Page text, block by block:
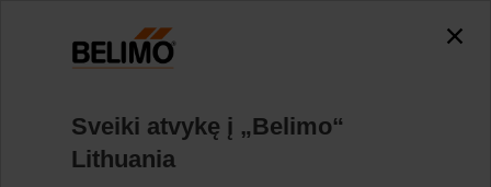
Sveiki atvykę į „Belimo“
Lithuania